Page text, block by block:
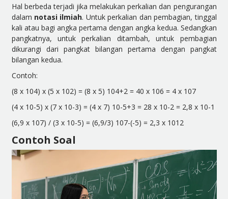
Hal berbeda terjadi jika melakukan perkalian dan pengurangan
dalam notasi ilmiah. Untuk perkalian dan pembagian, tinggal
kali atau bagi angka pertama dengan angka kedua. Sedangkan
pangkatnya, untuk perkalian ditambah, untuk pembagian
dikurangi dari pangkat bilangan pertama dengan pangkat
bilangan kedua.
Contoh:
(8 x 104) x (5 x 102) = (8 x 5) 104+2= 40 x 106 = 4 x 107
(4 x 10-5) x (7 x 10-3) = (4 x 7) 10-5+3 = 28 x 10-2= 2,8 x 10-1
(6,9 x 107) / (3 x 10-5) = (6,9/3) 107-(-5) = 2,3 x 1012
Contoh Soal